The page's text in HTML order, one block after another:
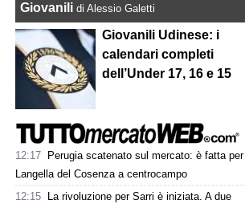
Giovanili di Alessio Galetti
Giovanili Udinese: i
calendari completi
dell’Under 17, 16 e 15
12:17
Perugia scatenato sul mercato: è fatta per
Langella del Cosenza a centrocampo
12:15
La rivoluzione per Sarri è iniziata. A due